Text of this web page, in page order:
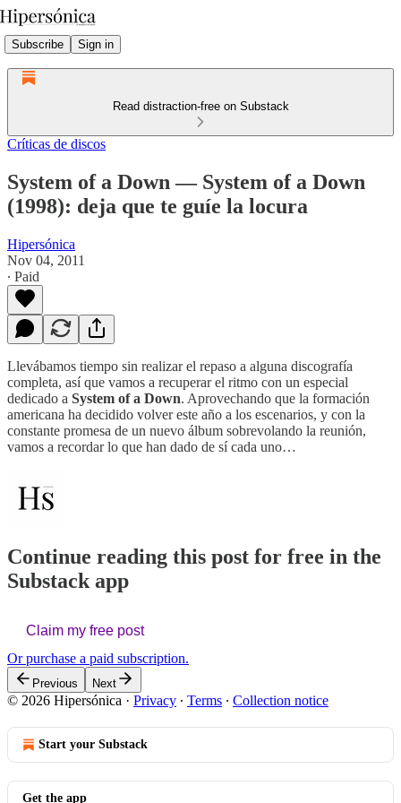
Subscribe Sign in
Read distraction-free on Substack
Críticas de discos
System of a Down — System of a Down
(1998): deja que te guíe la locura
Hipersónica
Nov 04, 2011
∙ Paid
Llevábamos tiempo sin realizar el repaso a alguna discografía
completa, así que vamos a recuperar el ritmo con un especial
dedicado a System of a Down. Aprovechando que la formación
americana ha decidido volver este año a los escenarios, y con la
constante promesa de un nuevo álbum sobrevolando la reunión,
vamos a recordar lo que han dado de sí cada uno…
Continue reading this post for free in the
Substack app
Claim my free post
Or purchase a paid subscription.
Previous Next
© 2026 Hipersónica · Privacy ∙ Terms ∙ Collection notice
Start your Substack
Get the app